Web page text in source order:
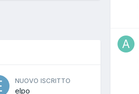
NUOVO ISCRITTO
elpo